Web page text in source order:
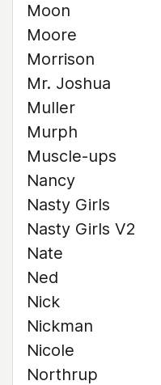
Moon
Moore
Morrison
Mr. Joshua
Muller
Murph
Muscle-ups
Nancy
Nasty Girls
Nasty Girls V2
Nate
Ned
Nick
Nickman
Nicole
Northrup